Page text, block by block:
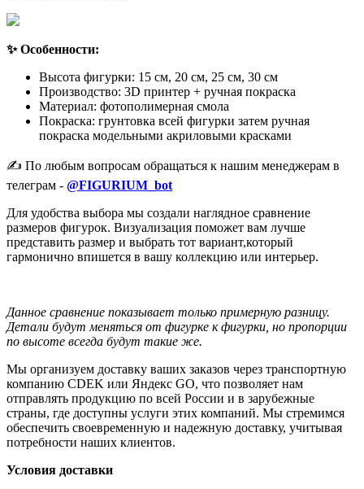
✨ Особенности:
Высота фигурки: 15 см, 20 см, 25 см, 30 см
Производство: 3D принтер + ручная покраска
Материал: фотополимерная смола
Покраска: грунтовка всей фигурки затем ручная
покраска модельными акриловыми красками
✍️ По любым вопросам обращаться к нашим менеджерам в
телеграм - @FIGURIUM_bot
Для удобства выбора мы создали наглядное сравнение
размеров фигурок. Визуализация поможет вам лучше
представить размер и выбрать тот вариант,который
гармонично впишется в вашу коллекцию или интерьер.
Данное сравнение показывает только примерную разницу.
Детали будут меняться от фигурке к фигурки, но пропорции
по высоте всегда будут такие же.
Мы организуем доставку ваших заказов через транспортную
компанию CDEK или Яндекс GO, что позволяет нам
отправлять продукцию по всей России и в зарубежные
страны, где доступны услуги этих компаний. Мы стремимся
обеспечить своевременную и надежную доставку, учитывая
потребности наших клиентов.
Условия доставки